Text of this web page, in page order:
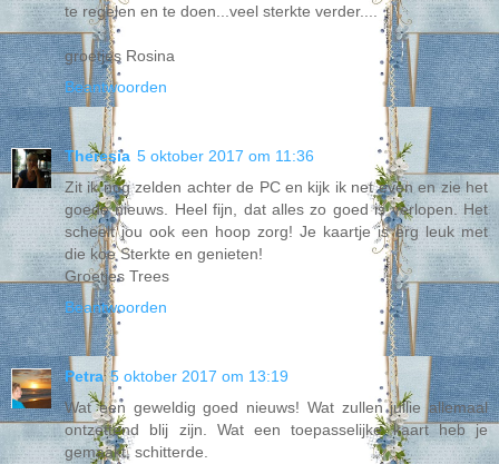
te regelen en te doen...veel sterkte verder....
groetjes Rosina
Beantwoorden
Theresia 5 oktober 2017 om 11:36
Zit ik nog zelden achter de PC en kijk ik net even en zie het
goede nieuws. Heel fijn, dat alles zo goed is verlopen. Het
scheelt jou ook een hoop zorg! Je kaartje is erg leuk met
die koe Sterkte en genieten!
Groetjes Trees
Beantwoorden
Petra 5 oktober 2017 om 13:19
Wat een geweldig goed nieuws! Wat zullen jullie allemaal
ontzettend blij zijn. Wat een toepasselijke kaart heb je
gemaakt, schitterde.